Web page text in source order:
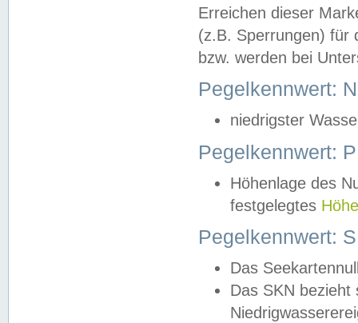
Erreichen dieser
(z.B. Sperrungen) für
bzw. werden bei
Pegelkennwert:
niedrigster
Pegelkennwert:
Höhenlage des
festgelegtes
Pegelkennwert:
Das
Das SKN